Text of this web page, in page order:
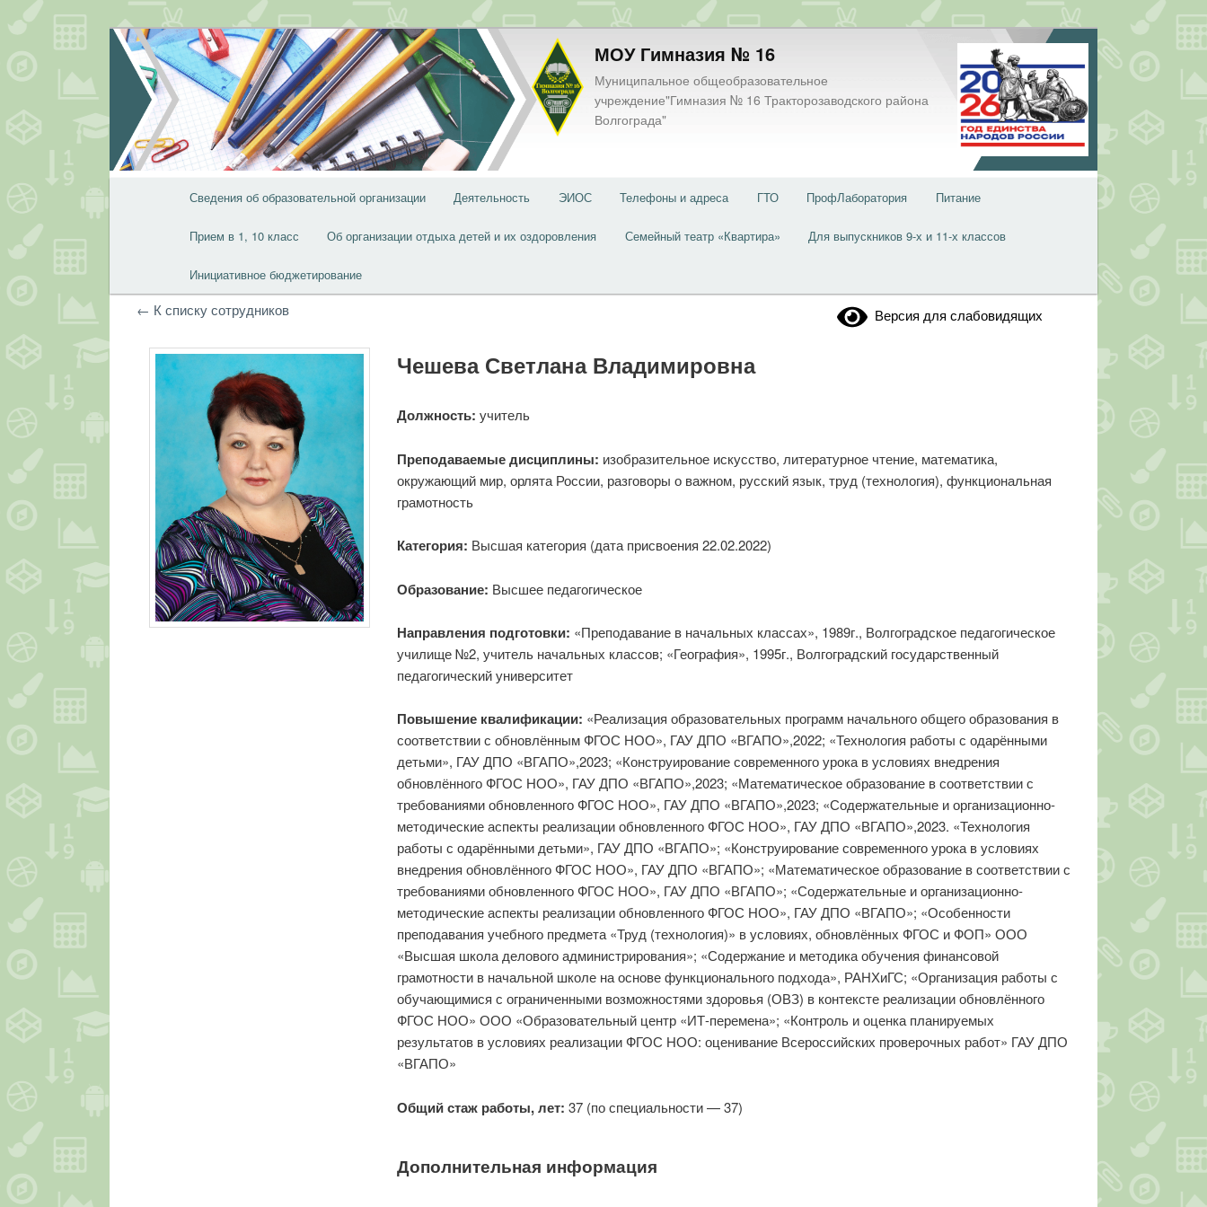
Перейти
к
основному
содержимому
Перейти
к
дополнительному
содержимому
МОУ Гимназия № 16
Муниципальное общеобразовательное
учреждение"Гимназия № 16 Тракторозаводского района
Волгограда"
Сведения об образовательной организации Деятельность ЭИОС Телефоны и адреса ГТО ПрофЛаборатория Питание
Прием в 1, 10 класс Об организации отдыха детей и их оздоровления Семейный театр «Квартира» Для выпускников 9-х и 11-х классов
Инициативное бюджетирование
Версия для слабовидящих
← К списку сотрудников
Чешева Светлана Владимировна
Должность: учитель
Преподаваемые дисциплины: изобразительное искусство, литературное чтение, математика,
окружающий мир, орлята России, разговоры о важном, русский язык, труд (технология), функциональная
грамотность
Категория: Высшая категория (дата присвоения 22.02.2022)
Образование: Высшее педагогическое
Направления подготовки: «Преподавание в начальных классах», 1989г., Волгоградское педагогическое
училище №2, учитель начальных классов; «География», 1995г., Волгоградский государственный
педагогический университет
Повышение квалификации: «Реализация образовательных программ начального общего образования в
соответствии с обновлённым ФГОС НОО», ГАУ ДПО «ВГАПО»,2022; «Технология работы с одарёнными
детьми», ГАУ ДПО «ВГАПО»,2023; «Конструирование современного урока в условиях внедрения
обновлённого ФГОС НОО», ГАУ ДПО «ВГАПО»,2023; «Математическое образование в соответствии с
требованиями обновленного ФГОС НОО», ГАУ ДПО «ВГАПО»,2023; «Содержательные и организационно-
методические аспекты реализации обновленного ФГОС НОО», ГАУ ДПО «ВГАПО»,2023. «Технология
работы с одарёнными детьми», ГАУ ДПО «ВГАПО»; «Конструирование современного урока в условиях
внедрения обновлённого ФГОС НОО», ГАУ ДПО «ВГАПО»; «Математическое образование в соответствии с
требованиями обновленного ФГОС НОО», ГАУ ДПО «ВГАПО»; «Содержательные и организационно-
методические аспекты реализации обновленного ФГОС НОО», ГАУ ДПО «ВГАПО»; «Особенности
преподавания учебного предмета «Труд (технология)» в условиях, обновлённых ФГОС и ФОП» ООО
«Высшая школа делового администрирования»; «Содержание и методика обучения финансовой
грамотности в начальной школе на основе функционального подхода», РАНХиГС; «Организация работы с
обучающимися с ограниченными возможностями здоровья (ОВЗ) в контексте реализации обновлённого
ФГОС НОО» ООО «Образовательный центр «ИТ-перемена»; «Контроль и оценка планируемых
результатов в условиях реализации ФГОС НОО: оценивание Всероссийских проверочных работ» ГАУ ДПО
«ВГАПО»
Общий стаж работы, лет: 37 (по специальности — 37)
Дополнительная информация